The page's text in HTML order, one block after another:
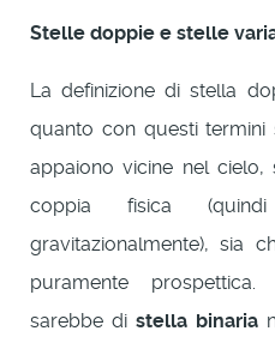
Stelle doppie e stelle
La definizione di stella
quanto con questi
appaiono vicine nel
coppia fisica
gravitazionalmente), sia
puramente
sarebbe di stella binaria